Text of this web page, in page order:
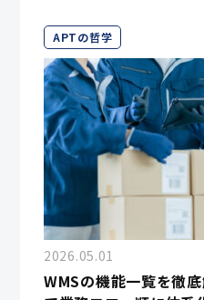
APTの哲学
2026.05.01
WMSの機能一覧を徹